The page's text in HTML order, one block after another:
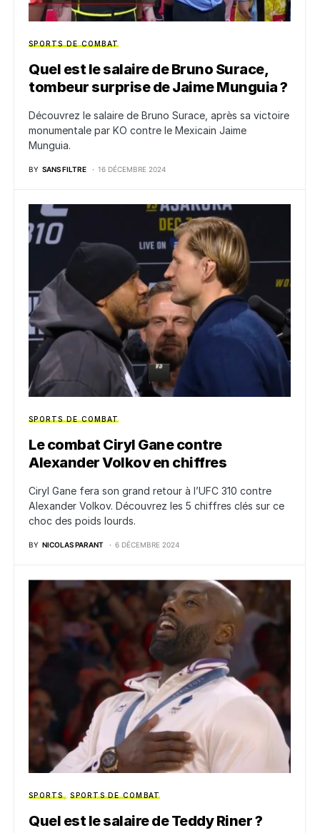
SPORTS DE COMBAT
Quel est le salaire de Bruno Surace,
tombeur surprise de Jaime Munguia ?
Découvrez le salaire de Bruno Surace, après sa victoire
monumentale par KO contre le Mexicain Jaime
Munguia.
BY SANS FILTRE 16 DÉCEMBRE 2024
SPORTS DE COMBAT
Le combat Ciryl Gane contre
Alexander Volkov en chiffres
Ciryl Gane fera son grand retour à l’UFC 310 contre
Alexander Volkov. Découvrez les 5 chiffres clés sur ce
choc des poids lourds.
BY NICOLAS PARANT 6 DÉCEMBRE 2024
SPORTS SPORTS DE COMBAT
Quel est le salaire de Teddy Riner ?